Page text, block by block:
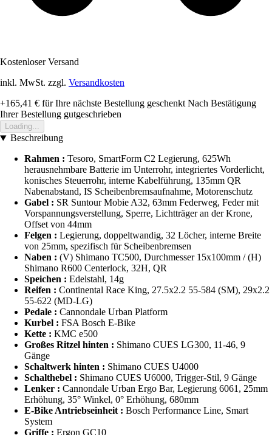
Kostenloser Versand
inkl. MwSt. zzgl. Versandkosten
+165,41 € für Ihre nächste Bestellung geschenkt Nach Bestätigung
Ihrer Bestellung gutgeschrieben
Loading...
Beschreibung
Rahmen : Tesoro, SmartForm C2 Legierung, 625Wh
herausnehmbare Batterie im Unterrohr, integriertes Vorderlicht,
konisches Steuerrohr, interne Kabelführung, 135mm QR
Nabenabstand, IS Scheibenbremsaufnahme, Motorenschutz
Gabel : SR Suntour Mobie A32, 63mm Federweg, Feder mit
Vorspannungsverstellung, Sperre, Lichtträger an der Krone,
Offset von 44mm
Felgen : Legierung, doppeltwandig, 32 Löcher, interne Breite
von 25mm, spezifisch für Scheibenbremsen
Naben : (V) Shimano TC500, Durchmesser 15x100mm / (H)
Shimano R600 Centerlock, 32H, QR
Speichen : Edelstahl, 14g
Reifen : Continental Race King, 27.5x2.2 55-584 (SM), 29x2.2
55-622 (MD-LG)
Pedale : Cannondale Urban Platform
Kurbel : FSA Bosch E-Bike
Kette : KMC e500
Großes Ritzel hinten : Shimano CUES LG300, 11-46, 9
Gänge
Schaltwerk hinten : Shimano CUES U4000
Schalthebel : Shimano CUES U6000, Trigger-Stil, 9 Gänge
Lenker : Cannondale Urban Ergo Bar, Legierung 6061, 25mm
Erhöhung, 35° Winkel, 0° Erhöhung, 680mm
E-Bike Antriebseinheit : Bosch Performance Line, Smart
System
Griffe : Ergon GC10